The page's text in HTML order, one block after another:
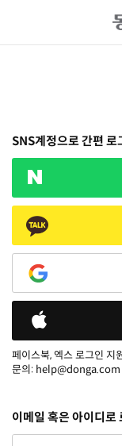
SNS계정으로 간편 로
페이스북, 엑스 로그인
문의: help@donga.com
이메일 혹은 아이디로